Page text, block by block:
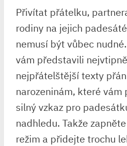
Přivítat přátelku,
rodiny na jejich
nemusí být vůbec
vám představili
nejpřátelštější texty
‍narozeninám, které
silný vzkaz pro
nadhledu. Takže
režim‌ a přidejte trochu